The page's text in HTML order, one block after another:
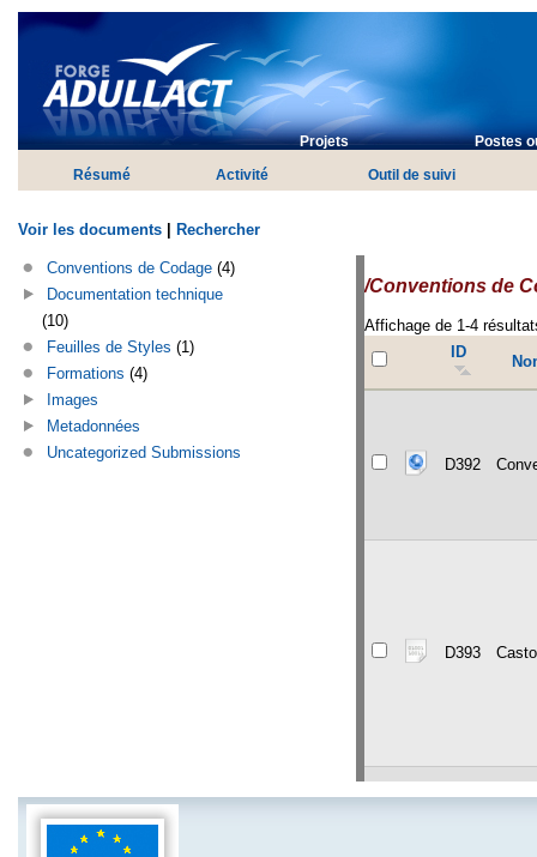
Projets Postes
Résumé Activité Outil de suivi
Voir les documents | Rechercher
Conventions de Codage (4)
Documentation technique
(10)
Feuilles de Styles (1)
Formations (4)
Images
Metadonnées
Uncategorized Submissions
/Conventions de
Affichage de 1-4
ID
D392
D393